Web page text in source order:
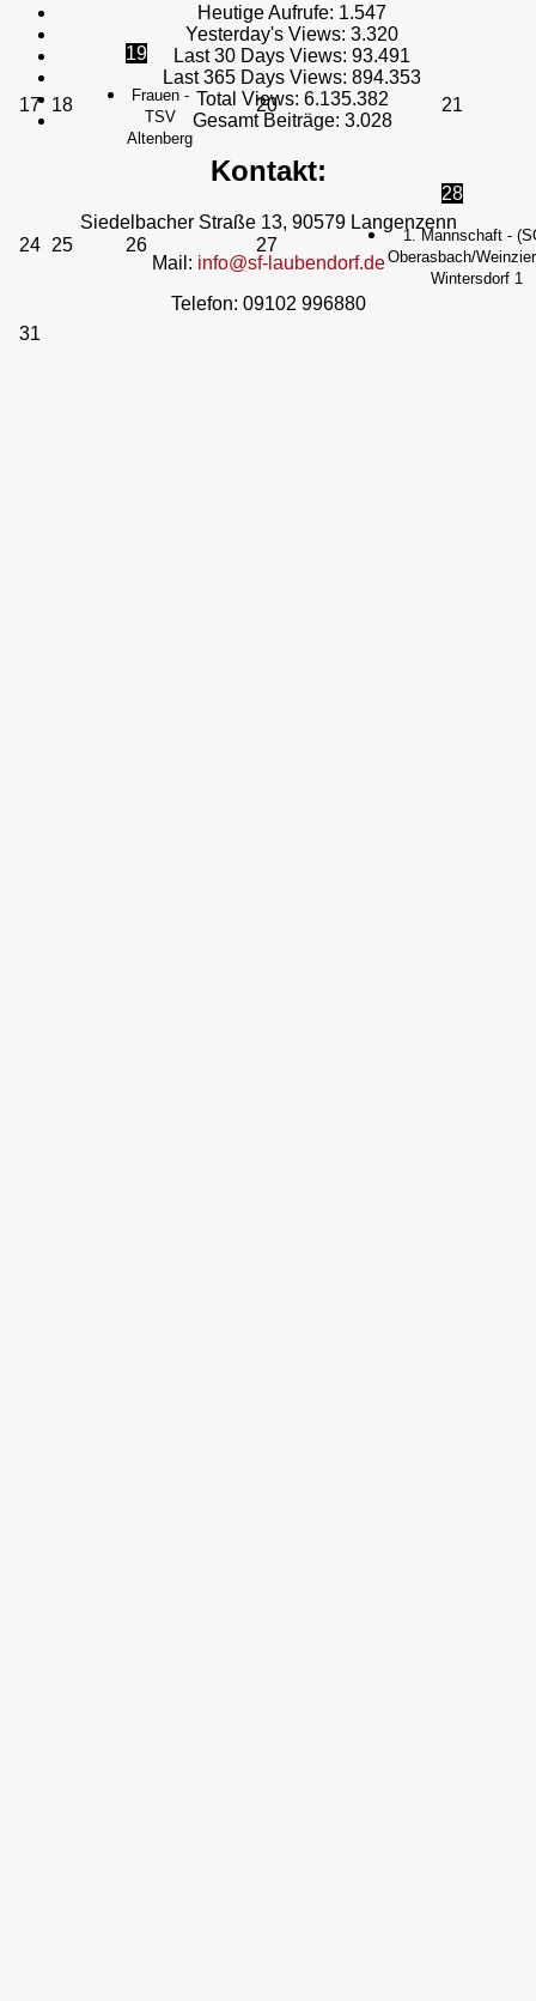
17 18
19
Frauen -
TSV
Altenberg
20 21
24 25 26 27
28
1. Mannschaft -
Oberasbach/
Wintersdorf 1
31
Heutige Aufrufe: 1.547
Yesterday's Views: 3.320
Last 30 Days Views: 93.491
Last 365 Days Views: 894.353
Total Views: 6.135.382
Gesamt Beiträge: 3.028
Kontakt:
Siedelbacher Straße 13, 90579 Langenzenn
Mail: info@sf-laubendorf.de
Telefon: 09102 996880